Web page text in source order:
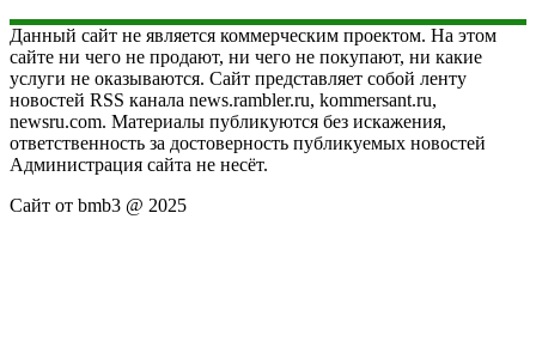
Данный сайт не является коммерческим проектом. На этом
сайте ни чего не продают, ни чего не покупают, ни какие
услуги не оказываются. Сайт представляет собой ленту
новостей RSS канала news.rambler.ru, kommersant.ru,
newsru.com. Материалы публикуются без искажения,
ответственность за достоверность публикуемых новостей
Администрация сайта не несёт.
Сайт от bmb3 @ 2025